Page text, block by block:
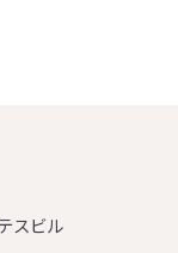
スビル